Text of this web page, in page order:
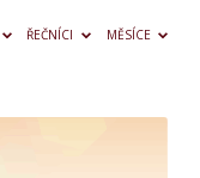
ŘEČNÍCI MĚSÍCE